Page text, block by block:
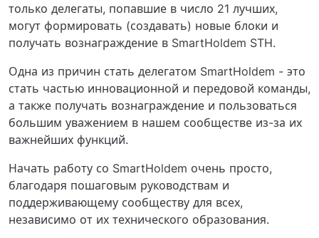
только делегаты, попавшие в число 21 лучших,
могут формировать (создавать) новые блоки и
получать вознаграждение в SmartHoldem STH.
Одна из причин стать делегатом SmartHoldem - это
стать частью инновационной и передовой команды,
а также получать вознаграждение и пользоваться
большим уважением в нашем сообществе из-за их
важнейших функций.
Начать работу со SmartHoldem очень просто,
благодаря пошаговым руководствам и
поддерживающему сообществу для всех,
независимо от их технического образования.